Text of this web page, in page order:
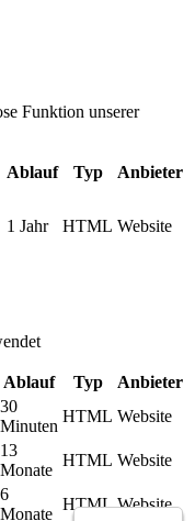
Funktion unserer
Ablauf Typ Anbieter
1 Jahr HTML Website
Ablauf Typ
Anbieter
30
Minuten
HTML Website
13
Monate
HTML Website
6
Monate
HTML Website